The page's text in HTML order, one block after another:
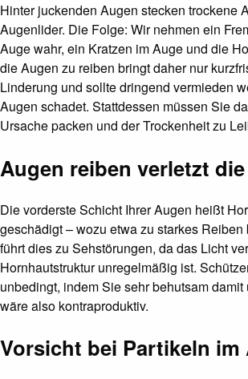
Hinter juckenden Augen stecken trockene
Augenlider. Die Folge: Wir nehmen ein
Auge wahr, ein Kratzen im Auge und die
die Augen zu reiben bringt daher nur
Linderung und sollte dringend vermieden
Augen schadet. Stattdessen müssen Sie
Ursache packen und der Trockenheit zu
Augen reiben verletzt
Die vorderste Schicht Ihrer Augen heißt
geschädigt – wozu etwa zu starkes Reiben
führt dies zu Sehstörungen, da das Licht
Hornhautstruktur unregelmäßig ist.
unbedingt, indem Sie sehr behutsam
wäre also kontraproduktiv.
Vorsicht bei Partikeln im